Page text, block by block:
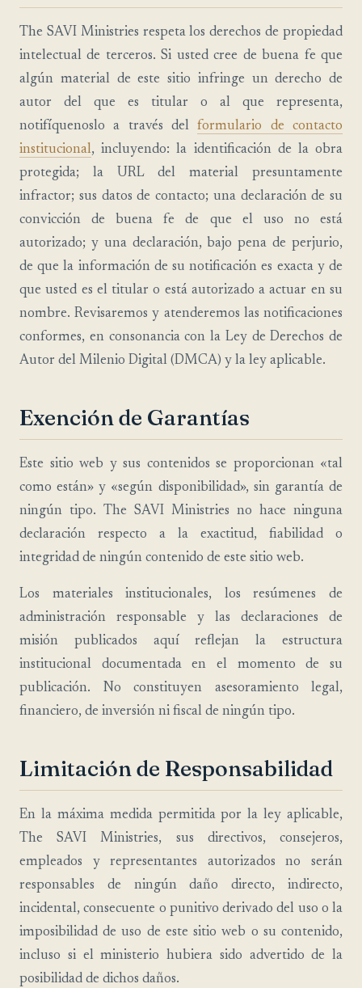
The SAVI Ministries respeta los derechos de propiedad
intelectual de terceros. Si usted cree de buena fe que
algún material de este sitio infringe un derecho de
autor del que es titular o al que representa,
notifíquenoslo a través delformulario de contacto
institucional, incluyendo: la identificación de la obra
protegida; la URL del material presuntamente
infractor; sus datos de contacto; una declaración de su
convicción de buena fe de que el uso no está
autorizado; y una declaración, bajo pena de perjurio,
de que la información de su notificación es exacta y de
que usted es el titular o está autorizado a actuar en su
nombre. Revisaremos y atenderemos las notificaciones
conformes, en consonancia con la Ley de Derechos de
Autor del Milenio Digital (DMCA) y la ley aplicable.
Exención de Garantías
Este sitio web y sus contenidos se proporcionan «tal
como están» y «según disponibilidad», sin garantía de
ningún tipo. The SAVI Ministries no hace ninguna
declaración respecto a la exactitud, fiabilidad o
integridad de ningún contenido de este sitio web.
Los materiales institucionales, los resúmenes de
administración responsable y las declaraciones de
misión publicados aquí reflejan la estructura
institucional documentada en el momento de su
publicación. No constituyen asesoramiento legal,
financiero, de inversión ni fiscal de ningún tipo.
Limitación de Responsabilidad
En la máxima medida permitida por la ley aplicable,
The SAVI Ministries, sus directivos, consejeros,
empleados y representantes autorizados no serán
responsables de ningún daño directo, indirecto,
incidental, consecuente o punitivo derivado del uso o la
imposibilidad de uso de este sitio web o su contenido,
incluso si el ministerio hubiera sido advertido de la
posibilidad de dichos daños.